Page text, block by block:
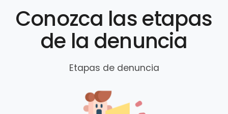
Conozca las etapas
de la denuncia
Etapas de denuncia